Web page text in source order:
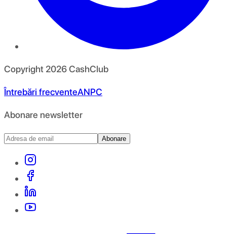
Copyright 2026CashClub
Întrebări frecventeANPC
Abonare newsletter
Abonare